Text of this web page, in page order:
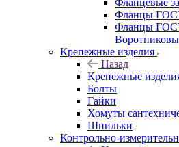
Фланцы
Фланцы
Крепежные изделия
Назад
Крепежные
Болты
Гайки
Хомуты
Шпильки
Контрольно-